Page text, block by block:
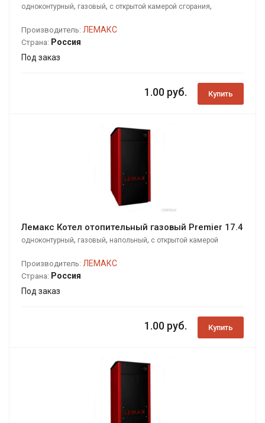
одноконтурный, газовый, с открытой камерой сгорания,
Производитель: ЛЕМАКС
Страна: Россия
Под заказ
1.00 руб. Купить
Лемакс Котел отопительный газовый Premier 17.4
одноконтурный, газовый, напольный, с открытой камерой
Производитель: ЛЕМАКС
Страна: Россия
Под заказ
1.00 руб. Купить